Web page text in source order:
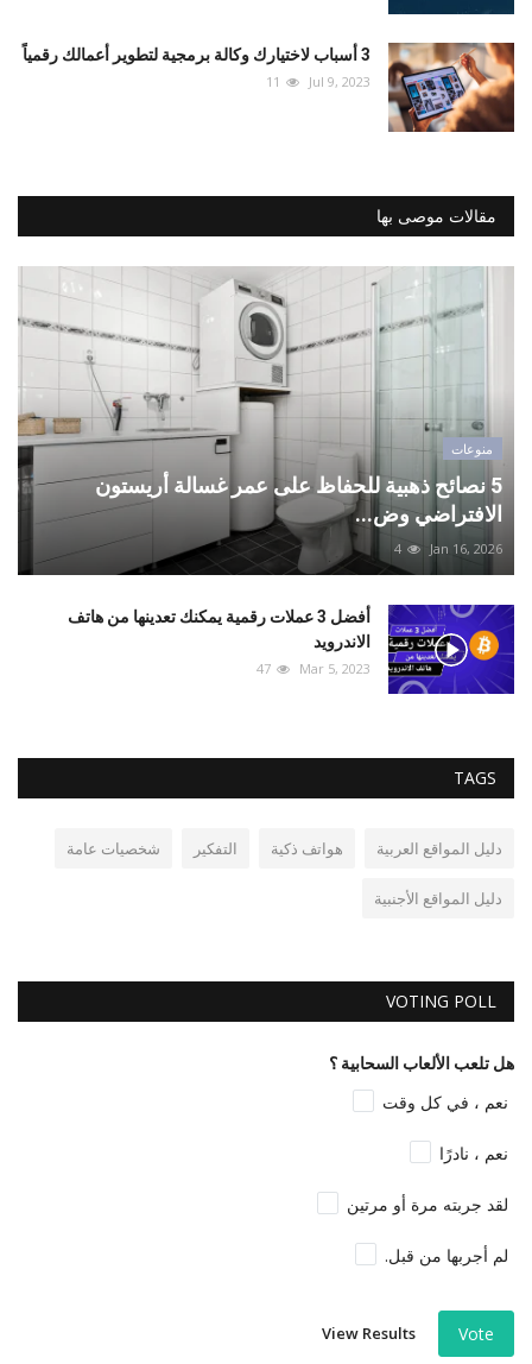
3 أسباب لاختيارك وكالة برمجية لتطوير أعمالك رقمياً
Jul 9, 2023
11
مقالات موصى بها
منوعات
5 نصائح ذهبية للحفاظ على عمر غسالة أريستون
الافتراضي وض...
Jan 16, 2026
4
أفضل 3 عملات رقمية يمكنك تعدينها من هاتف
الاندرويد
Mar 5, 2023
47
TAGS
دليل المواقع العربية هواتف ذكية التفكير شخصيات عامة
دليل المواقع الأجنبية
VOTING POLL
هل تلعب الألعاب السحابية ؟
نعم ، في كل وقت
نعم ، نادرًا
لقد جربته مرة أو مرتين
لم أجربها من قبل.
Vote
View Results